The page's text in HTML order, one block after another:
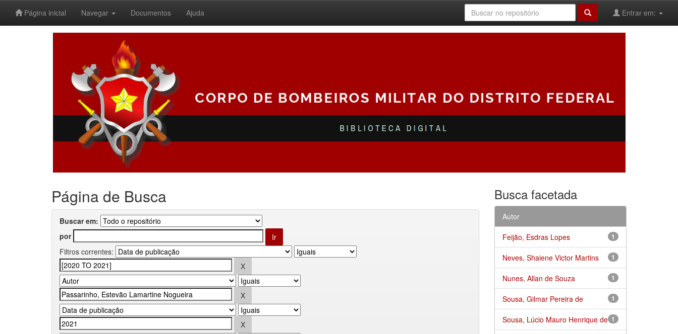
Página inicial Navegar Documentos Ajuda Entrar em:
Página de Busca
Buscar em:
por
Filtros correntes:
Busca facetada
Autor
1
Feijão, Esdras Lopes
1
Neves, Shaiene Victor Martins
1
Nunes, Allan de Souza
1
Sousa, Gilmar Pereira de
1
Sousa, Lúcio Mauro Henrique de